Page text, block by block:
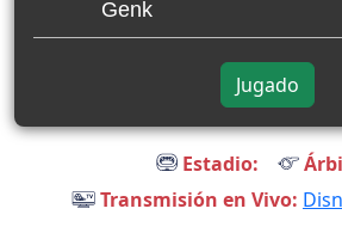
Genk
Jugado
Estadio:
Transmisión en Vivo: